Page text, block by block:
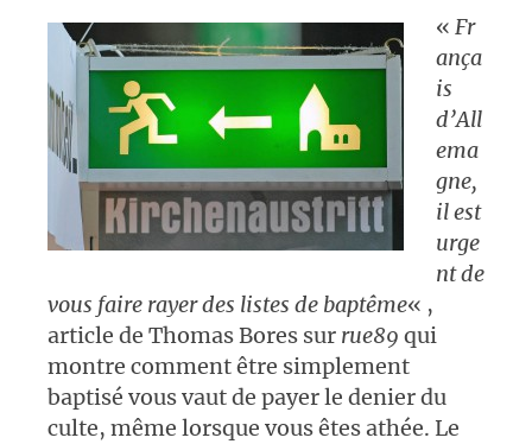
« Fr
ança
is
d’All
ema
gne,
il est
urge
nt de
vous faire rayer des listes de baptême« ,
article de Thomas Bores sur rue89 qui
montre comment être simplement
baptisé vous vaut de payer le denier du
culte, même lorsque vous êtes athée. Le